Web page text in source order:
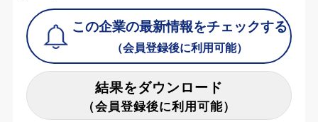
この企業の最新情報をチェックする
（会員登録後に利用可能）
結果をダウンロード
（会員登録後に利用可能）